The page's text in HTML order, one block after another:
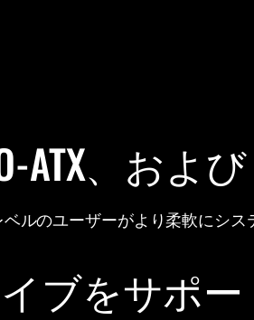
ATX、お
ベルのユーザーがより柔軟にシ
ブをサポー